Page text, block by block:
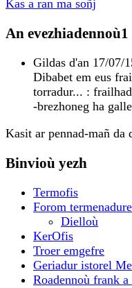
Kas a ran ma soñj
An evezhiadennoù1
Gildas d'an 17/07/
Dibabet em eus
torradur... :
-brezhoneg ha
Kasit ar pennad-mañ da
Binvioù yezh
Termofis
Forom
Dielloù
KerOfis
Troer emgefre
Geriadur istorel
Roadennoù frank